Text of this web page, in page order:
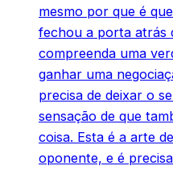
mesmo por que é
fechou a porta atrás
compreenda uma
ganhar uma
precisa de deixar o
sensação de que
coisa. Esta é a arte
oponente, e é